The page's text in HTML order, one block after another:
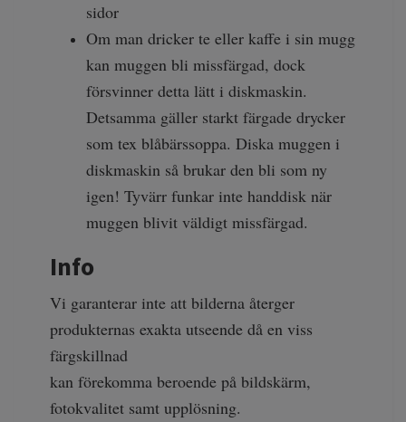
sidor
Om man dricker te eller kaffe i sin mugg
kan muggen bli missfärgad, dock
försvinner detta lätt i diskmaskin.
Detsamma gäller starkt färgade drycker
som tex blåbärssoppa. Diska muggen i
diskmaskin så brukar den bli som ny
igen! Tyvärr funkar inte handdisk när
muggen blivit väldigt missfärgad.
Info
Vi garanterar inte att bilderna återger
produkternas exakta utseende då en viss
färgskillnad
kan förekomma beroende på bildskärm,
fotokvalitet samt upplösning.